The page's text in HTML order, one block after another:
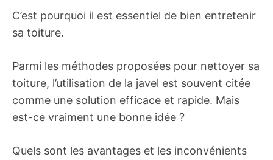
C’est pourquoi il est essentiel de bien entretenir
sa toiture.
Parmi les méthodes proposées pour nettoyer sa
toiture, l’utilisation de la javel est souvent citée
comme une solution efficace et rapide. Mais
est-ce vraiment une bonne idée ?
Quels sont les avantages et les inconvénients